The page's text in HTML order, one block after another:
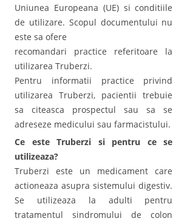
Uniunea Europeana (UE) si conditiile
de utilizare. Scopul documentului nu
este sa ofere
recomandari practice referitoare la
utilizarea Truberzi.
Pentru informatii practice privind
utilizarea Truberzi, pacientii trebuie
sa citeasca prospectul sau sa se
adreseze medicului sau farmacistului.
Ce este Truberzi si pentru ce se
utilizeaza?
Truberzi este un medicament care
actioneaza asupra sistemului digestiv.
Se utilizeaza la adulti pentru
tratamentul sindromului de colon